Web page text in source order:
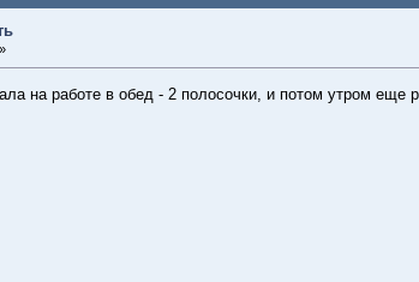
на работе в обед - 2 полосочки, и потом утром еще